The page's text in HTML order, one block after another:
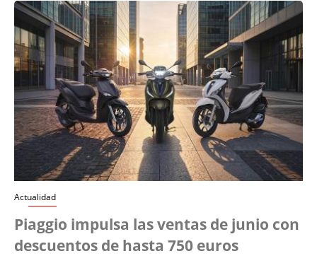
Actualidad
Piaggio impulsa las ventas de junio con
descuentos de hasta 750 euros